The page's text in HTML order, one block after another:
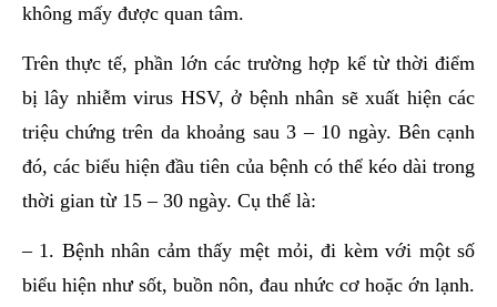
không mấy được quan tâm.
Trên thực tế, phần lớn các trường hợp kể từ thời điểm
bị lây nhiễm virus HSV, ở bệnh nhân sẽ xuất hiện các
triệu chứng trên da khoảng sau 3 – 10 ngày. Bên cạnh
đó, các biểu hiện đầu tiên của bệnh có thể kéo dài trong
thời gian từ 15 – 30 ngày. Cụ thể là:
– 1. Bệnh nhân cảm thấy mệt mỏi, đi kèm với một số
biểu hiện như sốt, buồn nôn, đau nhức cơ hoặc ớn lạnh.